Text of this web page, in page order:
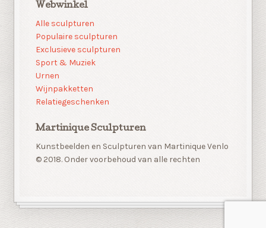
Webwinkel
Alle sculpturen
Populaire sculpturen
Exclusieve sculpturen
Sport & Muziek
Urnen
Wijnpakketten
Relatiegeschenken
Martinique Sculpturen
Kunstbeelden en Sculpturen van Martinique Venlo
© 2018. Onder voorbehoud van alle rechten